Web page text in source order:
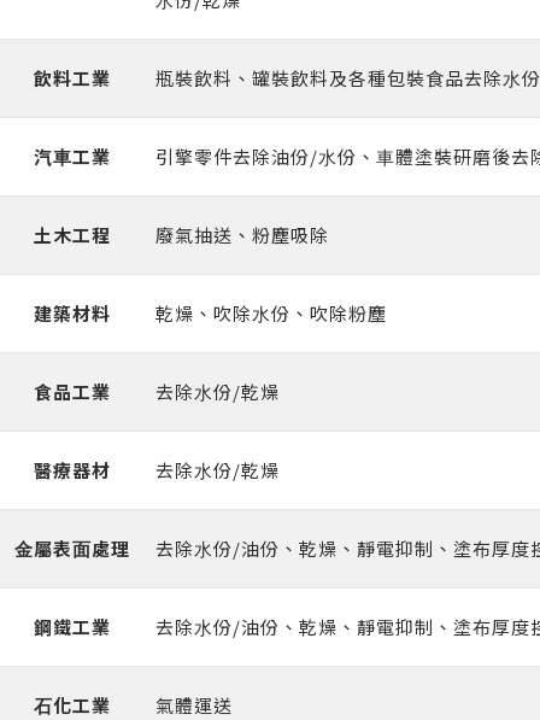
飲料⼯業 瓶裝飲料、罐裝飲料及各種包裝食品去除⽔
汽⾞⼯業 引擎零件去除油份/⽔份、⾞體塗裝研磨後
土木⼯程 廢氣抽送、粉塵吸除
建築材料 乾燥、吹除⽔份、吹除粉塵
食品⼯業 去除⽔份/乾燥
醫療器材 去除⽔份/乾燥
⾦屬表⾯處理 去除⽔份/油份、乾燥、靜電抑制、塗布厚度
鋼鐵⼯業 去除⽔份/油份、乾燥、靜電抑制、塗布厚度
⽯化⼯業 氣體運送